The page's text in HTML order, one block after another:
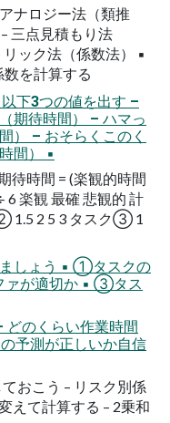
ナロジー法（類推
三点⾒積もり法
リック法（係数法） ▪
を計算する
下3つの値を出す –
期待時間） – ハマっ
） – おそらくこのく
間） ▪
待時間 = (楽観的時間
6 楽観 最確 悲観的 計
1.5 2 5 3 タスク③ 1
しょう ▪ ①タスクの
ァが適切か ▪ ③タス
のくらい作業時間
予測が正しいか⾃信
おこう – リスク別係
えて計算する – 2乗和